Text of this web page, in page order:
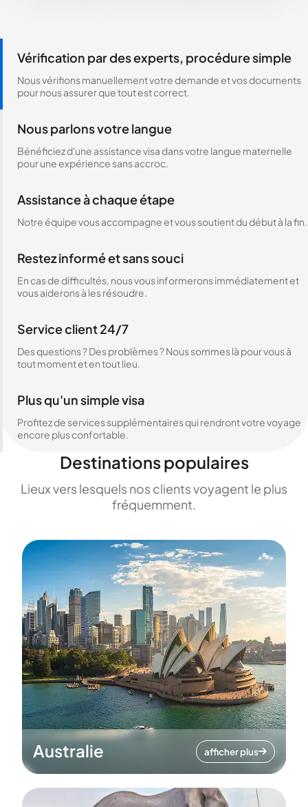
Vérification par des experts, procédure simple
Nous vérifions manuellement votre demande et vos documents
pour nous assurer que tout est correct.
Nous parlons votre langue
Bénéficiez d'une assistance visa dans votre langue maternelle
pour une expérience sans accroc.
Assistance à chaque étape
Notre équipe vous accompagne et vous soutient du début à la fin.
Restez informé et sans souci
En cas de difficultés, nous vous informerons immédiatement et
vous aiderons à les résoudre.
Service client 24/7
Des questions ? Des problèmes ? Nous sommes là pour vous à
tout moment et en tout lieu.
Plus qu'un simple visa
Profitez de services supplémentaires qui rendront votre voyage
encore plus confortable.
Destinations populaires
Lieux vers lesquels nos clients voyagent le plus
fréquemment.
Australie afficher plus